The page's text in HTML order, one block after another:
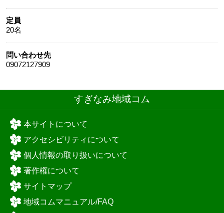
定員
20名
問い合わせ先
09072127909
すぎなみ地域コム
本サイトについて
アクセシビリティについて
個人情報の取り扱いについて
著作権について
サイトマップ
地域コムマニュアル/FAQ